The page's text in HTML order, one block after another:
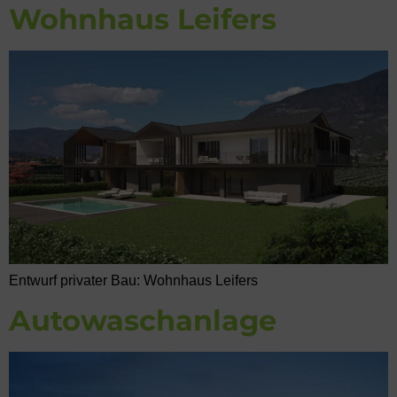
Wohnhaus Leifers
Entwurf privater Bau: Wohnhaus Leifers
Autowaschanlage